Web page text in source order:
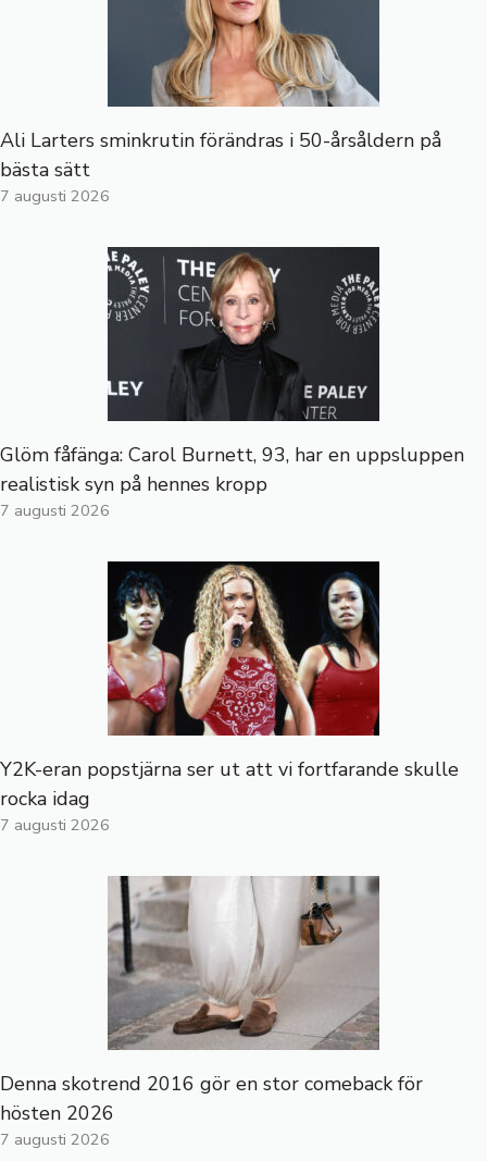
Ali Larters sminkrutin förändras i 50-årsåldern på
bästa sätt
7 augusti 2026
Glöm fåfänga: Carol Burnett, 93, har en uppsluppen
realistisk syn på hennes kropp
7 augusti 2026
Y2K-eran popstjärna ser ut att vi fortfarande skulle
rocka idag
7 augusti 2026
Denna skotrend 2016 gör en stor comeback för
hösten 2026
7 augusti 2026